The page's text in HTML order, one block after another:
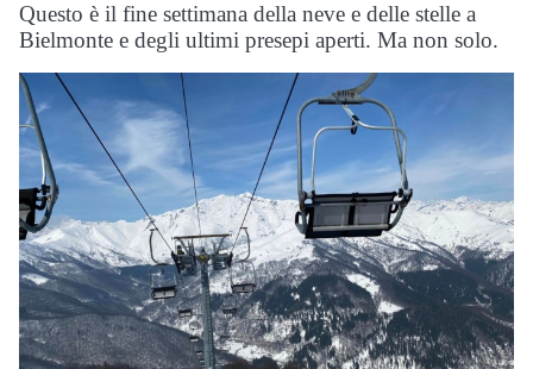
Questo è il fine settimana della neve e delle stelle a
Bielmonte e degli ultimi presepi aperti. Ma non solo.